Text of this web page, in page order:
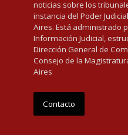
noticias sobre los
instancia del Poder
Aires. Está administrado
Información Judicial,
Dirección General de
Consejo de la
Aires
Contacto